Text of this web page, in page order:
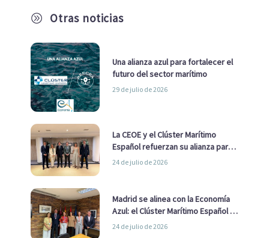
A Otras noticias
Una alianza azul para fortalecer el
futuro del sector marítimo
29 de julio de 2026
La CEOE y el Clúster Marítimo
Español refuerzan su alianza para
impulsar una estrategia Nacional
24 de julio de 2026
Madrid se alinea con la Economía
Azul: el Clúster Marítimo Español y
la Real Liga Naval avanzan alianzas
24 de julio de 2026